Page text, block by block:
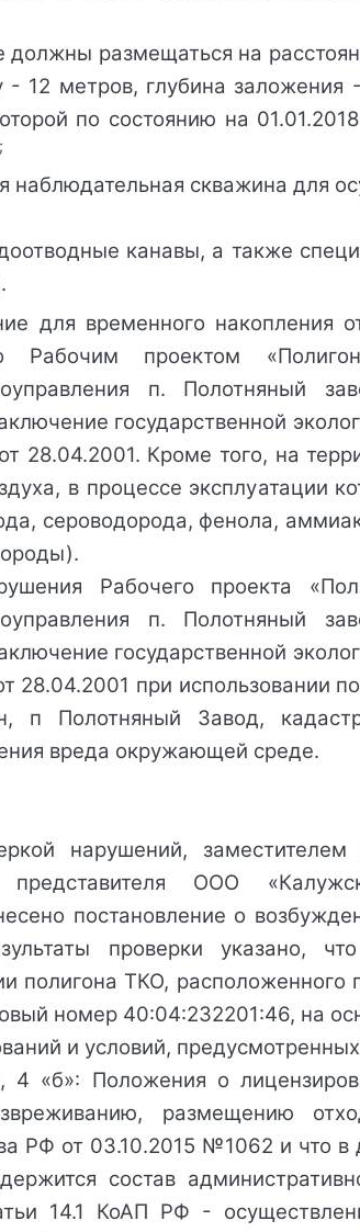
размещаться на
12 метров, глубина
по состоянию на
скважина для
канавы, а также
для временного
Рабочим проектом
п. Полотняный
государственной
28.04.2001. Кроме того, на
в процессе эксплуатации
сероводорода, фенола,
Рабочего проекта
п. Полотняный
государственной
28.04.2001 при использовании
п Полотняный Завод,
вреда окружающей среде.
нарушений, заместителем
ООО
постановление о
проверки указано,
полигона ТКО,
номер 40:04:232201:46, на
и условий,
«б»: Положения о
размещению
РФ от 03.10.2015 №1062 и что в
состав
14.1 КоАП РФ -